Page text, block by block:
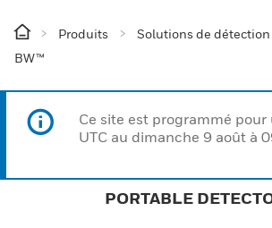
Produits Solutions de détection
BW™
Ce site est programmé
UTC au dimanche 9 août à
PORTABLE